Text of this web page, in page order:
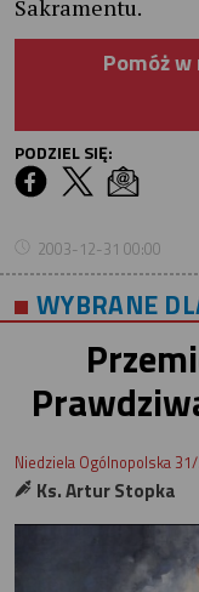
Sakramentu.
Pomóż
PODZIEL SIĘ:
2003-12-31 00:00
WYBRANE
Niedziela Ogólnopolska
Ks. Artur Stopka